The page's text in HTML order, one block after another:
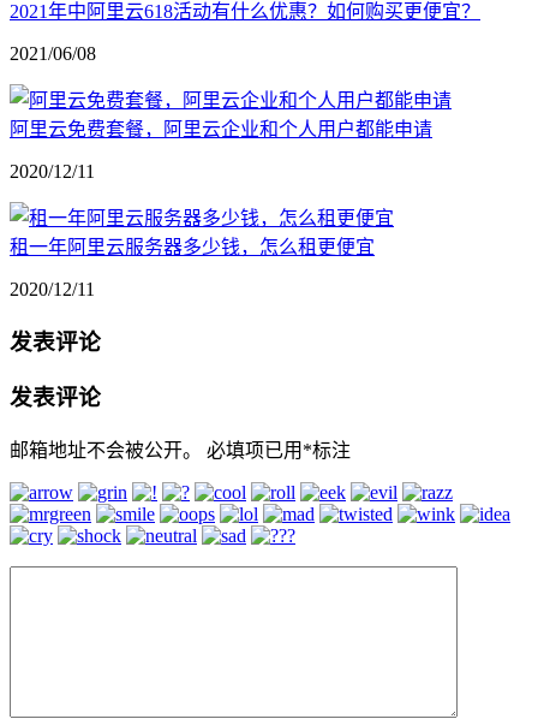
2021年中阿里云618活动有什么优惠？如何购买更便宜？
2021/06/08
阿里云免费套餐，阿里云企业和个人用户都能申请
2020/12/11
租一年阿里云服务器多少钱，怎么租更便宜
2020/12/11
发表评论
发表评论
邮箱地址不会被公开。 必填项已用 *标注